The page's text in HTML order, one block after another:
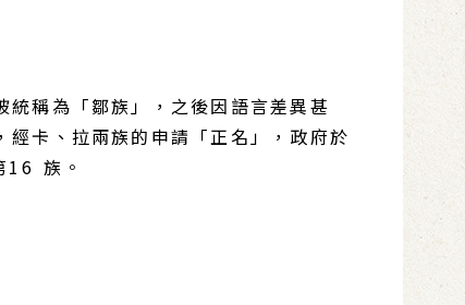
稱為「鄒族」，之後因語言差異甚
卡、拉兩族的申請「正名」，政府於
16 族。